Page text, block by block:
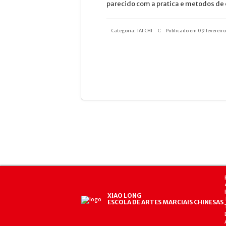
parecido com a pratica e metodos
Categoria: TAI CHI Publicado em 09
XIAO LONG
ESCOLA DE ARTES MARCIAIS CHINESAS